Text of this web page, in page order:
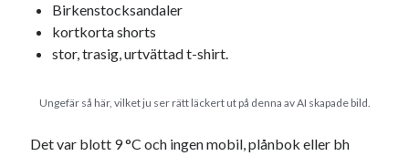
Birkenstocksandaler
kortkorta shorts
stor, trasig, urtvättad t-shirt.
Ungefär så här, vilket ju ser rätt läckert ut på denna av AI skapade bild.
Det var blott 9 °C och ingen mobil, plånbok eller bh